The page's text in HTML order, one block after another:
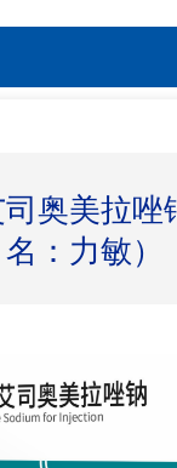
奥美拉唑
名：力敏）